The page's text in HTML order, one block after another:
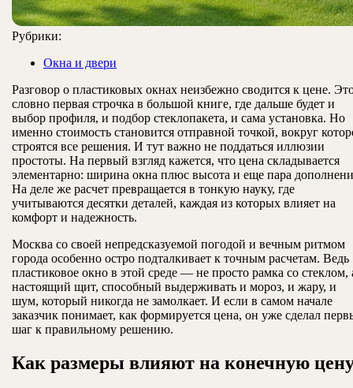
Рубрики:
Окна и двери
Разговор о пластиковых окнах неизбежно сводится к цене.
словно первая строчка в большой книге, где дальше будет и
выбор профиля, и подбор стеклопакета, и сама установка. Но
именно стоимость становится отправной точкой, вокруг
строятся все решения. И тут важно не поддаться иллюзии
простоты. На первый взгляд кажется, что цена складывается
элементарно: ширина окна плюс высота и еще пара
На деле же расчет превращается в тонкую науку, где
учитываются десятки деталей, каждая из которых влияет на
комфорт и надежность.
Москва со своей непредсказуемой погодой и вечным ритмом
города особенно остро подталкивает к точным расчетам. Ведь
пластиковое окно в этой среде — не просто рамка со стеклом,
настоящий щит, способный выдерживать и мороз, и жару, и
шум, который никогда не замолкает. И если в самом начале
заказчик понимает, как формируется цена, он уже сделал
шаг к правильному решению.
Как размеры влияют на конечную